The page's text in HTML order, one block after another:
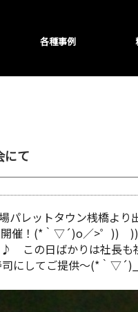
各種事例
にて
パレットタウン桟橋よ
開催！(*｀▽´)o／>゜
♪ この日ばかりは社
司にしてご提供～(*｀